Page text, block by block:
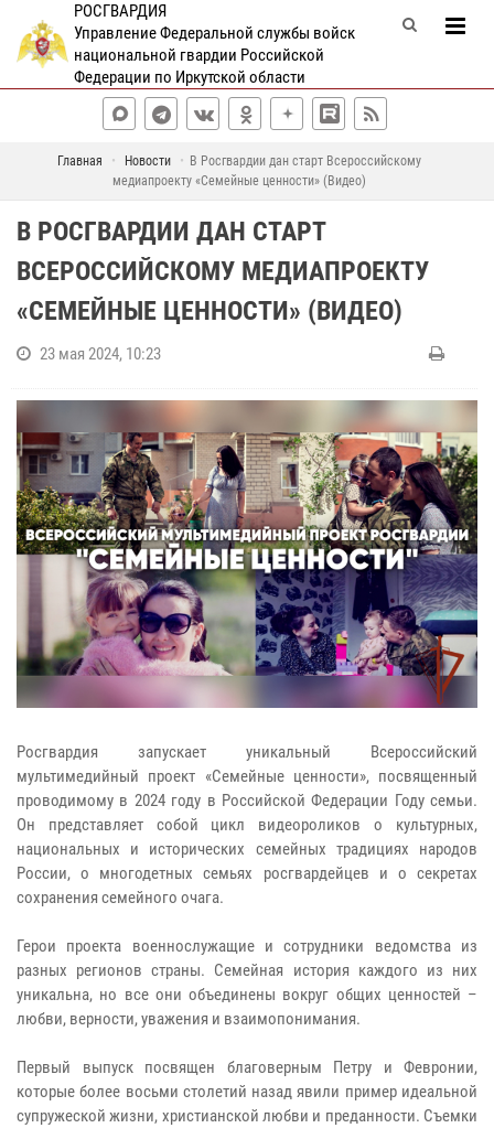
РОСГВАРДИЯ
Управление Федеральной службы войск
национальной гвардии Российской
Федерации по Иркутской области
Главная Новости
В Росгвардии дан старт Всероссийскому
медиапроекту «Семейные ценности» (Видео)
В РОСГВАРДИИ ДАН СТАРТ
ВСЕРОССИЙСКОМУ МЕДИАПРОЕКТУ
«СЕМЕЙНЫЕ ЦЕННОСТИ» (ВИДЕО)
23 мая 2024, 10:23
Росгвардия запускает уникальный Всероссийский
мультимедийный проект «Семейные ценности», посвященный
проводимому в 2024 году в Российской Федерации Году семьи.
Он представляет собой цикл видеороликов о культурных,
национальных и исторических семейных традициях народов
России, о многодетных семьях росгвардейцев и о секретах
сохранения семейного очага.
Герои проекта военнослужащие и сотрудники ведомства из
разных регионов страны. Семейная история каждого из них
уникальна, но все они объединены вокруг общих ценностей –
любви, верности, уважения и взаимопонимания.
Первый выпуск посвящен благоверным Петру и Февронии,
которые более восьми столетий назад явили пример идеальной
супружеской жизни, христианской любви и преданности. Съемки